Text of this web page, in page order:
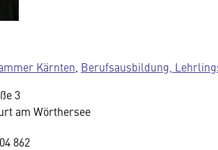
Kärnten Berufsausbildung,
3
am Wörthersee
862